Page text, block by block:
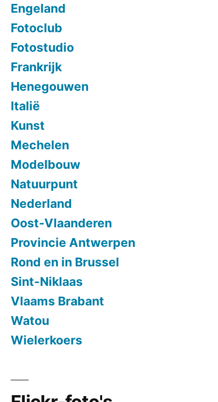
Engeland
Fotoclub
Fotostudio
Frankrijk
Henegouwen
Italië
Kunst
Mechelen
Modelbouw
Natuurpunt
Nederland
Oost-Vlaanderen
Provincie Antwerpen
Rond en in Brussel
Sint-Niklaas
Vlaams Brabant
Watou
Wielerkoers